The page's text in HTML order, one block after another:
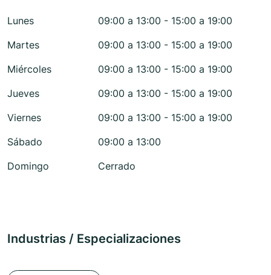
Lunes
09:00 a 13:00 - 15:00 a 19:00
Martes
09:00 a 13:00 - 15:00 a 19:00
Miércoles
09:00 a 13:00 - 15:00 a 19:00
Jueves
09:00 a 13:00 - 15:00 a 19:00
Viernes
09:00 a 13:00 - 15:00 a 19:00
Sábado
09:00 a 13:00
Domingo
Cerrado
Industrias / Especializaciones